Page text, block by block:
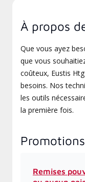
À propos
Que vous ayez
que vous
coûteux, Eustis
besoins. Nos
les outils
la première fois.
Remises